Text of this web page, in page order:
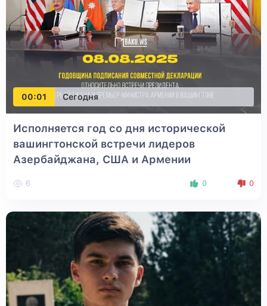
00:01 Сегодня
Исполняется год со дня исторической
вашингтонской встречи лидеров
Азербайджана, США и Армении
6 0 0